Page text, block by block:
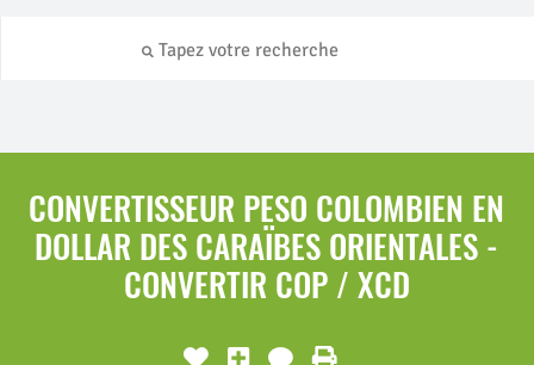
CONVERTISSEUR PESO COLOMBIEN EN
DOLLAR DES CARAÏBES ORIENTALES -
CONVERTIR COP / XCD